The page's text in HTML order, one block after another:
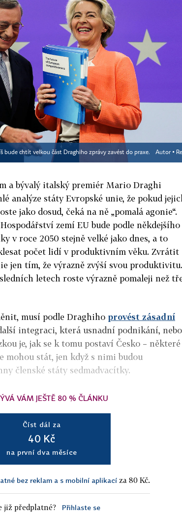
bude chtít velkou část Draghiho zprávy zavést do praxe. Autor ▪
a bývalý italský premiér Mario Draghi
analýze státy Evropské unie, že pokud
jako dosud, čeká na ně „pomalá agonie“.
zemí EU bude podle někdejšího
v roce 2050 stejně velké jako dnes, a to
počet lidí v produktivním věku. Zvrátit
jen tím, že výrazně zvýší svou produktivitu.
letech roste výrazně pomaleji než
musí podle Draghiho provést zásadní
integraci, která usnadní podnikání,
je, jak se k tomu postaví Česko – některé
mohou stát, jen když s nimi budou
členské státy sedmadvacítky.
VÁM JEŠTĚ 80 % ČLÁNKU
Číst dál za
40 Kč
na první dva měsíce
bez reklam a s mobilní aplikací za 80 Kč.
již předplatné? Přihlaste se